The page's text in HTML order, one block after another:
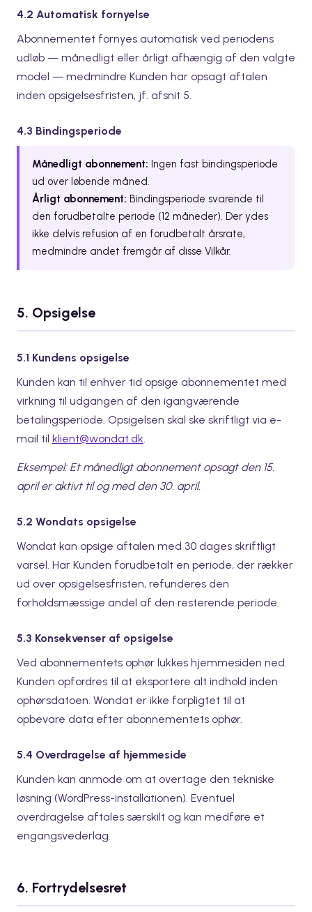
4.2 Automatisk fornyelse
Abonnementet fornyes automatisk ved periodens
udløb — månedligt eller årligt afhængig af den valgte
model — medmindre Kunden har opsagt aftalen
inden opsigelsesfristen, jf. afsnit 5.
4.3 Bindingsperiode
Månedligt abonnement: Ingen fast bindingsperiode
ud over løbende måned.
Årligt abonnement: Bindingsperiode svarende til
den forudbetalte periode (12 måneder). Der ydes
ikke delvis refusion af en forudbetalt årsrate,
medmindre andet fremgår af disse Vilkår.
5. Opsigelse
5.1 Kundens opsigelse
Kunden kan til enhver tid opsige abonnementet med
virkning til udgangen af den igangværende
betalingsperiode. Opsigelsen skal ske skriftligt via e-
mail til klient@wondat.dk.
Eksempel: Et månedligt abonnement opsagt den 15.
april er aktivt til og med den 30. april.
5.2 Wondats opsigelse
Wondat kan opsige aftalen med 30 dages skriftligt
varsel. Har Kunden forudbetalt en periode, der rækker
ud over opsigelsesfristen, refunderes den
forholdsmæssige andel af den resterende periode.
5.3 Konsekvenser af opsigelse
Ved abonnementets ophør lukkes hjemmesiden ned.
Kunden opfordres til at eksportere alt indhold inden
ophørsdatoen. Wondat er ikke forpligtet til at
opbevare data efter abonnementets ophør.
5.4 Overdragelse af hjemmeside
Kunden kan anmode om at overtage den tekniske
løsning (WordPress-installationen). Eventuel
overdragelse aftales særskilt og kan medføre et
engangsvederlag.
6. Fortrydelsesret